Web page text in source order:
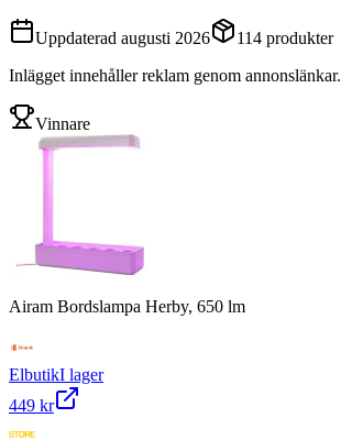
Uppdaterad augusti 2026 114 produkter
Inlägget innehåller reklam genom annonslänkar.
Vinnare
Airam Bordslampa Herby, 650 lm
ElbutikI lager
449 kr